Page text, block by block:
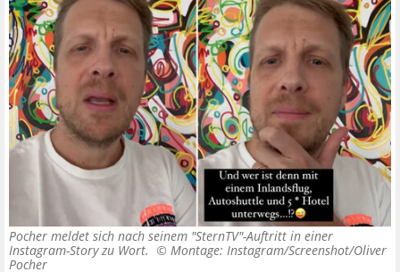
Pocher meldet sich nach seinem "SternTV"-Auftritt in einer
Instagram-Story zu Wort. © Montage: Instagram/Screenshot/Oliver
Pocher